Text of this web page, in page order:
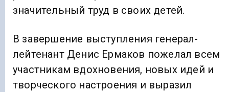
значительный труд в своих детей.
В завершение выступления генерал-
лейтенант Денис Ермаков пожелал всем
участникам вдохновения, новых идей и
творческого настроения и выразил